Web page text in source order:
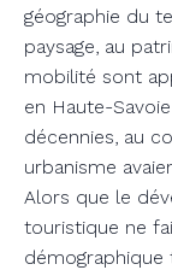
géographie du
paysage, au
mobilité sont
en Haute-
décennies, au
urbanisme
Alors que le
touristique ne